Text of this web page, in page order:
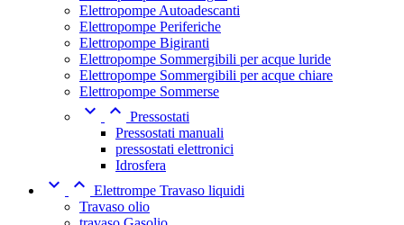
Elettropompe Autoadescanti
Elettropompe Periferiche
Elettropompe Bigiranti
Elettropompe Sommergibili per acque luride
Elettropompe Sommergibili per acque chiare
Elettropompe Sommerse
  Pressostati
Pressostati manuali
pressostati elettronici
Idrosfera
  Elettrompe Travaso liquidi
Travaso olio